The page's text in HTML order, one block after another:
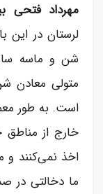
مهرداد فتحی
لرستان در این
شن و ماسه
متولی معادن
است. به طور
خارج از
اخذ نمی‌کنند و
ما دخالتی در